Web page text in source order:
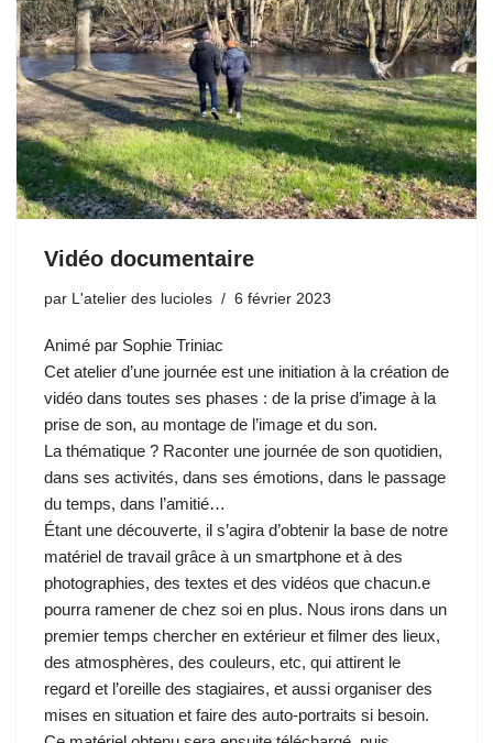
Vidéo documentaire
par L'atelier des lucioles 6 février 2023
Animé par Sophie Triniac
Cet atelier d’une journée est une initiation à la création de
vidéo dans toutes ses phases : de la prise d’image à la
prise de son, au montage de l’image et du son.
La thématique ? Raconter une journée de son quotidien,
dans ses activités, dans ses émotions, dans le passage
du temps, dans l’amitié…
Étant une découverte, il s’agira d’obtenir la base de notre
matériel de travail grâce à un smartphone et à des
photographies, des textes et des vidéos que chacun.e
pourra ramener de chez soi en plus. Nous irons dans un
premier temps chercher en extérieur et filmer des lieux,
des atmosphères, des couleurs, etc, qui attirent le
regard et l’oreille des stagiaires, et aussi organiser des
mises en situation et faire des auto-portraits si besoin.